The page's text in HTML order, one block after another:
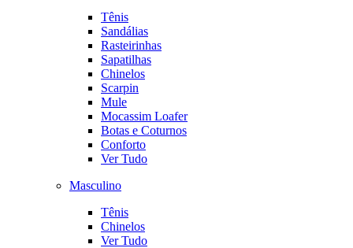
Tênis
Sandálias
Rasteirinhas
Sapatilhas
Chinelos
Scarpin
Mule
Mocassim Loafer
Botas e Coturnos
Conforto
Ver Tudo
Masculino
Tênis
Chinelos
Ver Tudo